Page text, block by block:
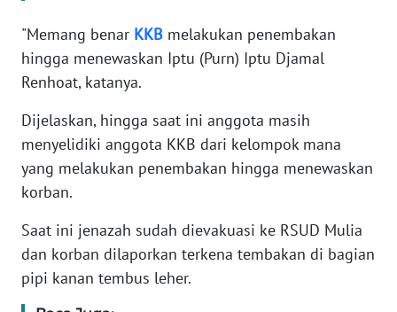
"Memang benar KKB melakukan penembakan
hingga menewaskan Iptu (Purn) Iptu Djamal
Renhoat, katanya.
Dijelaskan, hingga saat ini anggota masih
menyelidiki anggota KKB dari kelompok mana
yang melakukan penembakan hingga menewaskan
korban.
Saat ini jenazah sudah dievakuasi ke RSUD Mulia
dan korban dilaporkan terkena tembakan di bagian
pipi kanan tembus leher.
TENTANG
KAMI
MEDIA
REDAKSI
KARIR
DISCLAIMER